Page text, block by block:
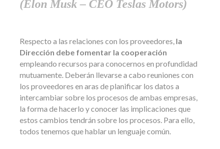
(Elon Musk – CEO Teslas Motors)
Respecto a las relaciones con los proveedores, la
Dirección debe fomentar la cooperación
empleando recursos para conocernos en profundidad
mutuamente. Deberán llevarse a cabo reuniones con
los proveedores en aras de planificar los datos a
intercambiar sobre los procesos de ambas empresas,
la forma de hacerlo y conocer las implicaciones que
estos cambios tendrán sobre los procesos. Para ello,
todos tenemos que hablar un lenguaje común.